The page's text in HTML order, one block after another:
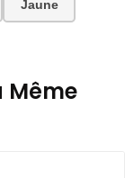
Jaune
Même